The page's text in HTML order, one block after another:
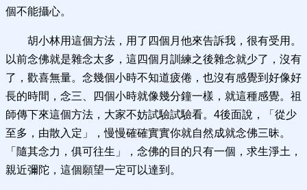
個不能攝心。
胡小林用這個方法，用了四個月他來告訴我，很有受用。
以前念佛就是雜念太多，這四個月訓練之後雜念就少了，沒有
了，歡喜無量。念幾個小時不知道疲倦，也沒有感覺到好像好
長的時間，念三、四個小時就像幾分鐘一樣，就這種感覺。祖
師傳下來這個方法，大家不妨試驗試驗看。4後面說，「從少
至多，由散入定」，慢慢確確實實你就自然成就念佛三昧。
「隨其念力，俱可往生」，念佛的目的只有一個，求生淨土，
親近彌陀，這個願望一定可以達到。